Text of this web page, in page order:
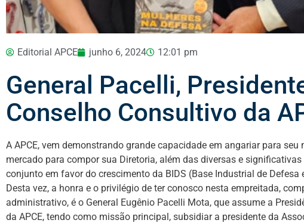
Editorial APCE junho 6, 2024 12:01 pm
General Pacelli,
Conselho Consultivo da
A APCE, vem demonstrando grande capacidade em angariar para seu
mercado para compor sua Diretoria, além das diversas e
conjunto em favor do crescimento da BIDS (Base Industrial de Defesa
Desta vez, a honra e o privilégio de ter conosco nesta empreitada,
administrativo, é o General Eugênio Pacelli Mota, que assume a
da APCE, tendo como missão principal, subsidiar a presidente da